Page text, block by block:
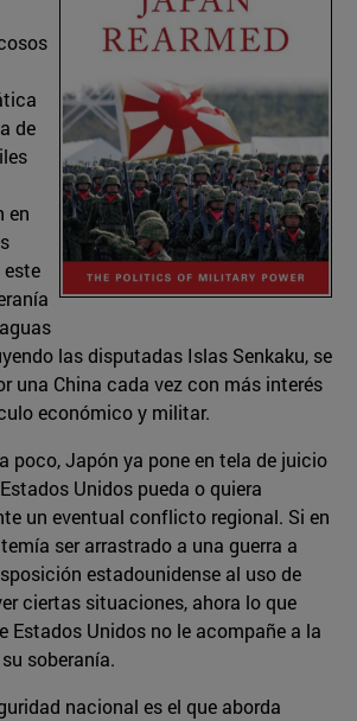
de
en
este
las disputadas Islas Senkaku, se
una China cada vez con más interés
económico y militar.
poco, Japón ya pone en tela de juicio
Unidos pueda o quiera
un eventual conflicto regional. Si en
ser arrastrado a una guerra a
estadounidense al uso de
ciertas situaciones, ahora lo que
Estados Unidos no le acompañe a la
soberanía.
nacional es el que aborda